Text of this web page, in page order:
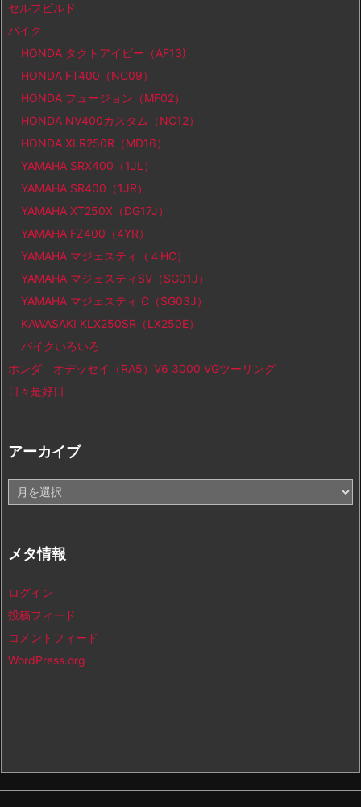
セルフビルド
バイク
HONDA タクトアイビー（AF13)
HONDA FT400（NC09）
HONDA フュージョン（MF02）
HONDA NV400カスタム（NC12）
HONDA XLR250R（MD16）
YAMAHA SRX400（1JL）
YAMAHA SR400（1JR）
YAMAHA XT250X（DG17J）
YAMAHA FZ400（4YR）
YAMAHA マジェスティ（４HC）
YAMAHA マジェスティSV（SG01J）
YAMAHA マジェスティ C（SG03J）
KAWASAKI KLX250SR（LX250E）
バイクいろいろ
ホンダ オデッセイ（RA5）V6 3000 VGツーリング
日々是好日
アーカイブ
ー
ブ
メタ情報
ログイン
投稿フィード
コメントフィード
WordPress.org